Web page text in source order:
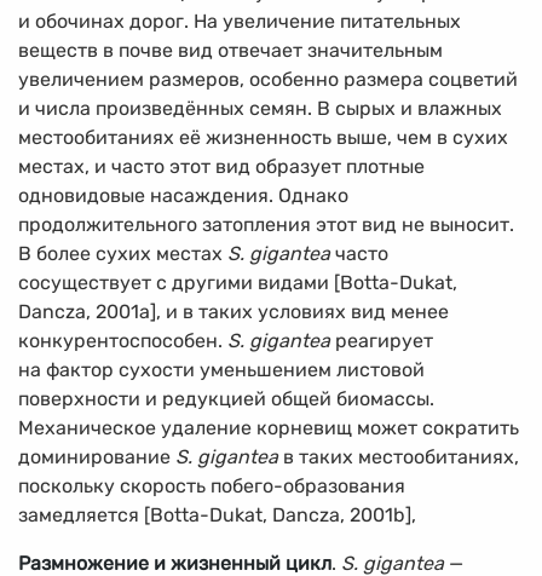
и обочинах дорог. На увеличение питательных
веществ в почве вид отвечает значительным
увеличением размеров, особенно размера соцветий
и числа произведённых семян. В сырых и влажных
местообитаниях её жизненность выше, чем в сухих
местах, и часто этот вид образует плотные
одновидовые насаждения. Однако
продолжительного затопления этот вид не выносит.
В более сухих местах S. giganteaчасто
сосуществует с другими видами [Botta-Dukat,
Dancza, 2001а], и в таких условиях вид менее
конкурентоспособен. S. giganteaреагирует
на фактор сухости уменьшением листовой
поверхности и редукцией общей биомассы.
Механическое удаление корневищ может сократить
доминирование S. giganteaв таких местообитаниях,
поскольку скорость побего-образования
замедляется [Botta-Dukat, Dancza, 2001b],
Размножение и жизненный цикл. S. gigantea—